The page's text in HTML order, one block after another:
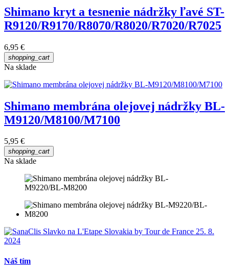
Shimano kryt a tesnenie nádržky ľavé ST-
R9120/R9170/R8070/R8020/R7020/R7025
6,95 €
shopping_cart
Na sklade
Shimano membrána olejovej nádržky BL-
M9120/M8100/M7100
5,95 €
shopping_cart
Na sklade
Náš tím